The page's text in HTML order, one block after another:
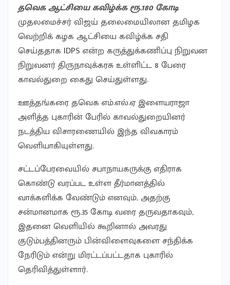
தவெக ஆட்சியை கவிழ்க்க ரூ.180 கோடி
முதலமைச்சர் விஜய் தலைமையிலான தமிழக
வெற்றிக் கழக ஆட்சியை கவிழ்க்க சதி
செய்ததாக IDPS என்ற கருத்துக்கணிப்பு நிறுவன
நிறுவனர் திருநாவுக்கரசு உள்ளிட்ட 8 பேரை
காவல்துறை கைது செய்துள்ளது.
ஊத்தங்கரை தவெக எம்.எல்.ஏ இளையராஜா
அளித்த புகாரின் பேரில் காவல்துறையினர்
நடத்திய விசாரணையில் இந்த விவகாரம்
வெளியாகியுள்ளது.
சட்டப்பேரவையில் சபாநாயகருக்கு எதிராக
கொண்டு வரப்பட உள்ள தீர்மானத்தில்
வாக்களிக்க வேண்டும் எனவும், அதற்கு
சன்மானமாக ரூ.35 கோடி வரை தருவதாகவும்,
இதனை வெளியில் கூறினால் அவரது
குடும்பத்தினரும் பின்விளைவுகளை சந்திக்க
நேரிடும் என்று மிரட்டப்பட்டதாக புகாரில்
தெரிவித்துள்ளார்.